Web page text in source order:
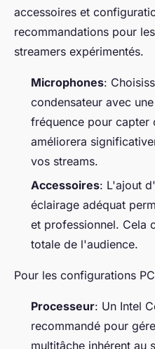
accessoires et
recommandations pour
streamers expérimentés.
Microphones:
condensateur avec
fréquence pour capter
améliorera
vos streams.
Accessoires: L'ajout
éclairage adéquat
et professionnel. Cela
totale de l'audience.
Pour les configurations
Processeur: Un Intel
recommandé pour
multitâche inhérent au